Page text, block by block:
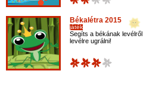
Békalétra 2015
játék
Segíts a békának levélről
levélre ugrálni!